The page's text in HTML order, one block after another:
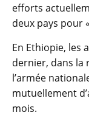
efforts
deux pays pour
En Ethiopie, les
dernier, dans la
l’armée
mutuellement
mois.